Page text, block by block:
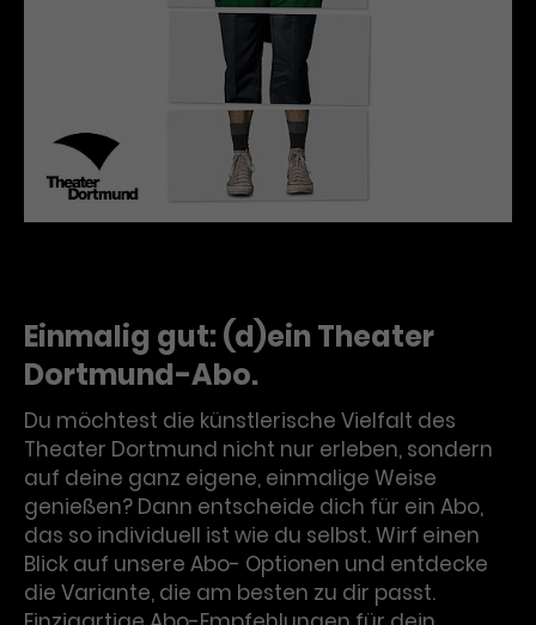
Einmalig gut: (d)ein Theater
Dortmund-Abo.
Du möchtest die künstlerische Vielfalt des
Theater Dortmund nicht nur erleben, sondern
auf deine ganz eigene, einmalige Weise
genießen? Dann entscheide dich für ein Abo,
das so individuell ist wie du selbst. Wirf einen
Blick auf unsere Abo- Optionen und entdecke
die Variante, die am besten zu dir passt.